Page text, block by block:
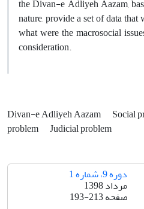
the Divan-e Adliyeh Aazam,
nature, provide a set of data
what were the macrosocial
consideration.
Divan-e Adliyeh Aazam Social
problem
Judicial problem
دوره 9، شماره 1
مرداد 1398
صفحه193-213